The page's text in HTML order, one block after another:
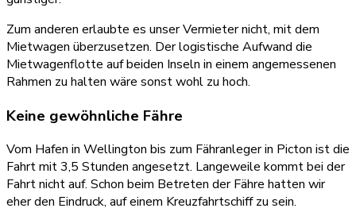
Zum anderen erlaubte es unser Vermieter nicht, mit dem
Mietwagen überzusetzen. Der logistische Aufwand die
Mietwagenflotte auf beiden Inseln in einem angemessenen
Rahmen zu halten wäre sonst wohl zu hoch.
Keine gewöhnliche Fähre
Vom Hafen in Wellington bis zum Fähranleger in Picton ist die
Fahrt mit 3,5 Stunden angesetzt. Langeweile kommt bei der
Fahrt nicht auf. Schon beim Betreten der Fähre hatten wir
eher den Eindruck, auf einem Kreuzfahrtschiff zu sein.